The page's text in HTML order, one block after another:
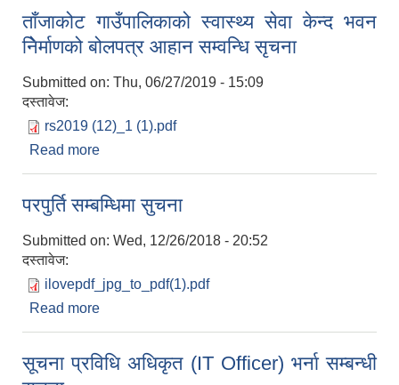
ताँजाकोट गाउँपालिकाको स्वास्थ्य सेवा केन्द भवन
निेर्माणको बोलपत्र आहान सम्वन्धि सृचना
Submitted on: Thu, 06/27/2019 - 15:09
दस्तावेज:
rs2019 (12)_1 (1).pdf
Read more
परपुर्ति सम्बम्धिमा सुचना
Submitted on: Wed, 12/26/2018 - 20:52
दस्तावेज:
ilovepdf_jpg_to_pdf(1).pdf
Read more
सूचना प्रविधि अधिकृत (IT Officer) भर्ना सम्बन्धी